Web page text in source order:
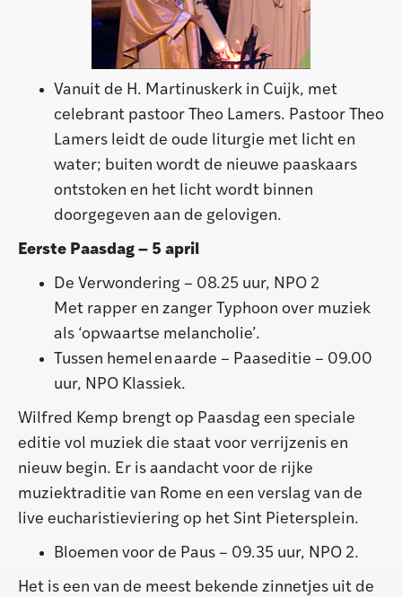
Vanuit de H. Martinuskerk in Cuijk, met
celebrant pastoor Theo Lamers. Pastoor Theo
Lamers leidt de oude liturgie met licht en
water; buiten wordt de nieuwe paaskaars
ontstoken en het licht wordt binnen
doorgegeven aan de gelovigen.
Eerste Paasdag – 5 april
De Verwondering – 08.25 uur, NPO 2
Met rapper en zanger Typhoon over muziek
als ‘opwaartse melancholie’.
Tussen hemel en aarde – Paaseditie – 09.00
uur, NPO Klassiek.
Wilfred Kemp brengt op Paasdag een speciale
editie vol muziek die staat voor verrijzenis en
nieuw begin. Er is aandacht voor de rijke
muziektraditie van Rome en een verslag van de
live eucharistieviering op het Sint Pietersplein.
Bloemen voor de Paus – 09.35 uur, NPO 2.
Het is een van de meest bekende zinnetjes uit de